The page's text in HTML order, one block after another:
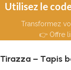
Utilisez le
Transformez
👉 Offre
Tirazza – Tapis